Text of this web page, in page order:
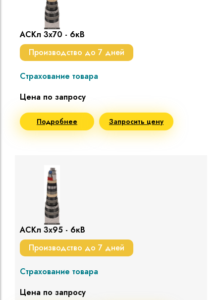
АСКл 3х70 - 6кВ
Производство до 7 дней
Страхование товара
Цена по запросу
Подробнее Запросить цену
АСКл 3х95 - 6кВ
Производство до 7 дней
Страхование товара
Цена по запросу